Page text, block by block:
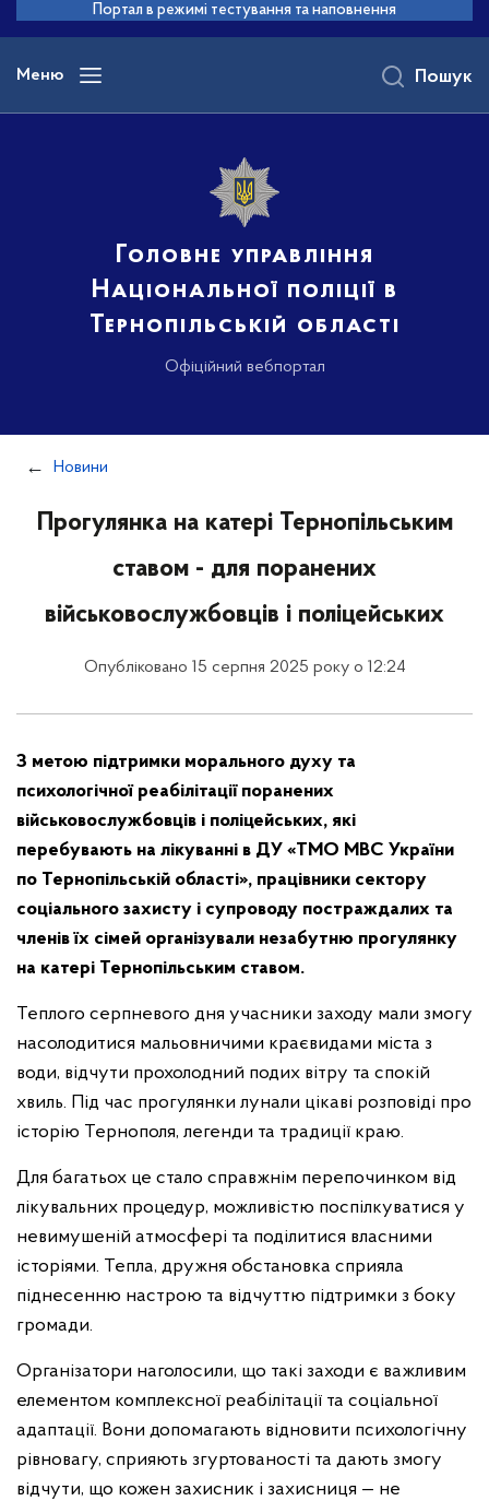
основного
вмісту
Портал в режимі тестування та наповнення
Меню
Головне управління
Національної поліції в
Тернопільській області
Офіційний вебпортал
Пошук
Новини
Прогулянка на катері Тернопільським
ставом - для поранених
військовослужбовців і поліцейських
Опубліковано 15 серпня 2025 року о 12:24
З метою підтримки морального духу та
психологічної реабілітації поранених
військовослужбовців і поліцейських, які
перебувають на лікуванні в ДУ «ТМО МВС України
по Тернопільській області», працівники сектору
соціального захисту і супроводу постраждалих та
членів їх сімей організували незабутню прогулянку
на катері Тернопільським ставом.
Теплого серпневого дня учасники заходу мали змогу
насолодитися мальовничими краєвидами міста з
води, відчути прохолодний подих вітру та спокій
хвиль. Під час прогулянки лунали цікаві розповіді про
історію Тернополя, легенди та традиції краю.
Для багатьох це стало справжнім перепочинком від
лікувальних процедур, можливістю поспілкуватися у
невимушеній атмосфері та поділитися власними
історіями. Тепла, дружня обстановка сприяла
піднесенню настрою та відчуттю підтримки з боку
громади.
Організатори наголосили, що такі заходи є важливим
елементом комплексної реабілітації та соціальної
адаптації. Вони допомагають відновити психологічну
рівновагу, сприяють згуртованості та дають змогу
відчути, що кожен захисник і захисниця — не